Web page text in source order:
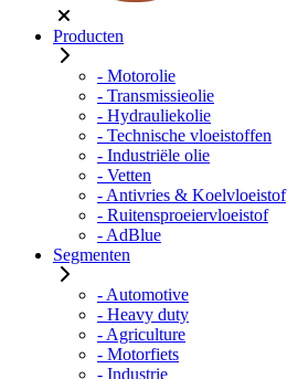
Producten
- Motorolie
- Transmissieolie
- Hydrauliekolie
- Technische vloeistoffen
- Industriële olie
- Vetten
- Antivries & Koelvloeistof
- Ruitensproeiervloeistof
- AdBlue
Segmenten
- Automotive
- Heavy duty
- Agriculture
- Motorfiets
- Industrie